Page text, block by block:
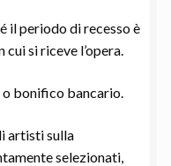
il periodo di recesso è
si riceve l’opera.
bonifico bancario.
artisti sulla
selezionati,